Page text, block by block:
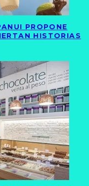
PROPONE
HISTORIAS